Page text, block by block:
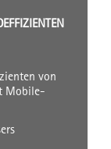
von
Mobile-